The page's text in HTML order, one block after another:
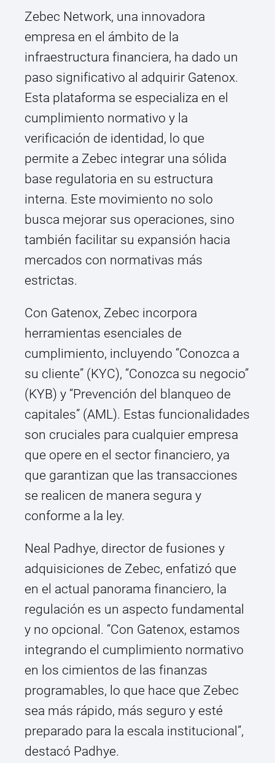
Zebec Network, una innovadora
empresa en el ámbito de la
infraestructura financiera, ha dado un
paso significativo al adquirir Gatenox.
Esta plataforma se especializa en el
cumplimiento normativo y la
verificación de identidad, lo que
permite a Zebec integrar una sólida
base regulatoria en su estructura
interna. Este movimiento no solo
busca mejorar sus operaciones, sino
también facilitar su expansión hacia
mercados con normativas más
estrictas.
Con Gatenox, Zebec incorpora
herramientas esenciales de
cumplimiento, incluyendo “Conozca a
su cliente” (KYC), “Conozca su negocio”
(KYB) y “Prevención del blanqueo de
capitales” (AML). Estas funcionalidades
son cruciales para cualquier empresa
que opere en el sector financiero, ya
que garantizan que las transacciones
se realicen de manera segura y
conforme a la ley.
Neal Padhye, director de fusiones y
adquisiciones de Zebec, enfatizó que
en el actual panorama financiero, la
regulación es un aspecto fundamental
y no opcional. “Con Gatenox, estamos
integrando el cumplimiento normativo
en los cimientos de las finanzas
programables, lo que hace que Zebec
sea más rápido, más seguro y esté
preparado para la escala institucional”,
destacó Padhye.